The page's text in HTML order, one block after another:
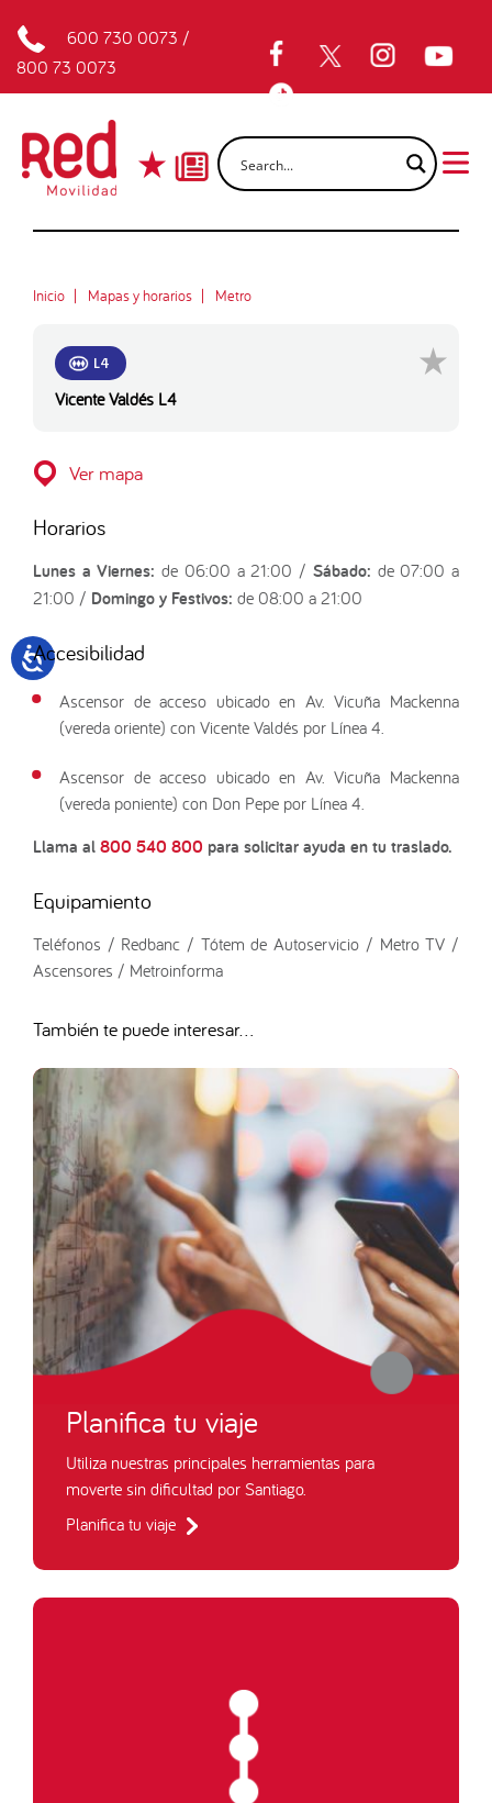
600 730 0073 /
800 73 0073
Inicio Mapas y horarios Metro
L4
Vicente Valdés L4
Ver mapa
Horarios
Lunes a Viernes: de 06:00 a 21:00 / Sábado: de 07:00 a
21:00 / Domingo y Festivos: de 08:00 a 21:00
Accesibilidad
Ascensor de acceso ubicado en Av. Vicuña Mackenna
(vereda oriente) con Vicente Valdés por Línea 4.
Ascensor de acceso ubicado en Av. Vicuña Mackenna
(vereda poniente) con Don Pepe por Línea 4.
Llama al800 540 800 para solicitar ayuda en tu traslado.
Equipamiento
Teléfonos / Redbanc / Tótem de Autoservicio / Metro TV /
Ascensores / Metroinforma
También te puede interesar...
Planifica tu viaje
Utiliza nuestras principales herramientas para
moverte sin dificultad por Santiago.
Planifica tu viaje